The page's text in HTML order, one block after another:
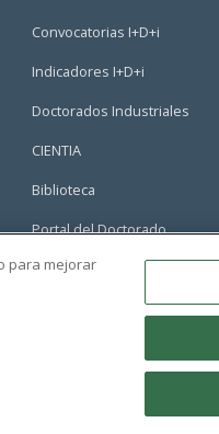
Convocatorias I+D+i
Indicadores I+D+i
Doctorados Industriales
CIENTIA
Biblioteca
Portal del Doctorado
para mejorar